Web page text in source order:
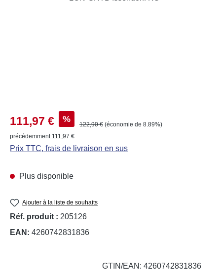
Prix de vente :
111,97 € % Prix régulier :
122,90 € (économie de 8.89%)
précédemment 111,97 €
Prix TTC, frais de livraison en sus
Plus disponible
Ajouter à la liste de souhaits
Réf. produit : 205126
EAN: 4260742831836
GTIN/EAN: 4260742831836